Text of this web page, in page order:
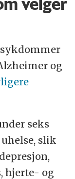
velger
og
seks
slik
hjerte- og